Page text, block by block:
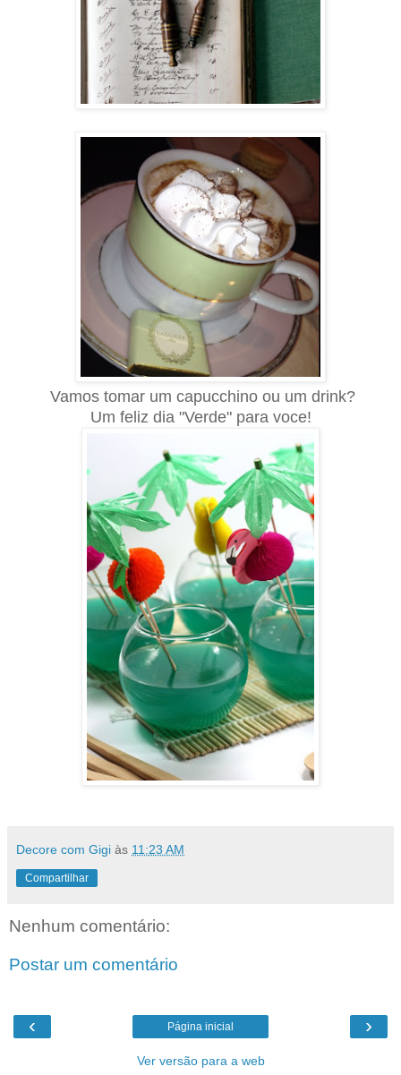
Vamos tomar um capucchino ou um drink?
Um feliz dia "Verde" para voce!
Decore com Gigi às 11:23 AM
Compartilhar
Nenhum comentário:
Postar um comentário
‹ ›
Página inicial
Ver versão para a web